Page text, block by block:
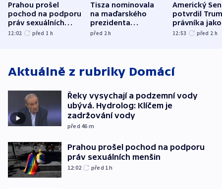
Prahou prošel
pochod na podporu
práv sexuálních
menšin
12:02 před 1 h
Tisza nominovala
na maďarského
prezidenta
bývalého šéfa
před 2h
Americký
potvrdil
právníka jako
ministra
12:53 před 2 h
Aktuálně z rubriky Domácí
Řeky vysychají a podzemní vody
ubývá. Hydrolog: Klíčem je
zadržování vody
před 46 m
Prahou prošel pochod na podporu
práv sexuálních menšin
12:02 před 1h